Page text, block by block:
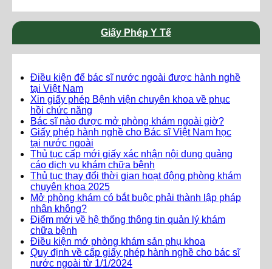
Giấy Phép Y Tế
Điều kiện để bác sĩ nước ngoài được hành nghề
tại Việt Nam
Xin giấy phép Bệnh viện chuyên khoa về phục
hồi chức năng
Bác sĩ nào được mở phòng khám ngoài giờ?
Giấy phép hành nghề cho Bác sĩ Việt Nam học
tại nước ngoài
Thủ tục cấp mới giấy xác nhận nội dung quảng
cáo dịch vụ khám chữa bệnh
Thủ tục thay đổi thời gian hoạt động phòng khám
chuyên khoa 2025
Mở phòng khám có bắt buộc phải thành lập pháp
nhân không?
Điểm mới về hệ thống thông tin quản lý khám
chữa bệnh
Điều kiện mở phòng khám sản phụ khoa
Quy định về cấp giấy phép hành nghề cho bác sĩ
nước ngoài từ 1/1/2024